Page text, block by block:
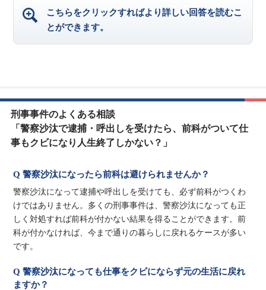
こちらをクリックすればより詳しい回答を読むこ
とができます。
刑事事件のよくある相談
「警察沙汰で逮捕・呼出しを受けたら、前科がついて仕
事もクビになり人生終了しかない？」
Q 警察沙汰になったら前科は避けられませんか？
警察沙汰になって逮捕や呼出しを受けても、必ず前科がつくわ
けではありません。多くの刑事事件は、警察沙汰になっても正
しく対処すれば前科が付かない結果を得ることができます。前
科が付かなければ、今まで通りの暮らしに戻れるケースが多い
です。
Q 警察沙汰になっても仕事をクビにならず元の生活に戻れ
ますか？